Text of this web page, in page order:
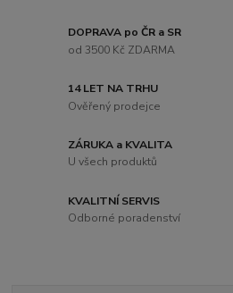
DOPRAVA po ČR a SR
od 3500 Kč ZDARMA
14 LET NA TRHU
Ověřený prodejce
ZÁRUKA a KVALITA
U všech produktů
KVALITNÍ SERVIS
Odborné poradenství